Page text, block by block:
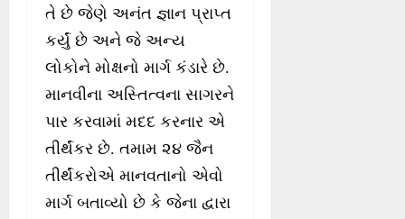
તે છે જેણે અનંત જ્ઞાન પ્રાપ્ત
કર્યું છે અને જે અન્ય
લોકોને મોક્ષનો માર્ગ કંડારે છે.
માનવીના અસ્તિત્વના સાગરને
પાર કરવામાં મદદ કરનાર એ
તીર્થંકર છે. તમામ ૨૪ જૈન
તીર્થંકરોએ માનવતાનો એવો
માર્ગ બતાવ્યો છે કે જેના દ્વારા